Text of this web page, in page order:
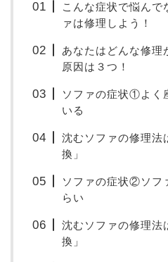
こんな症状で悩んで
ァは修理しよう！
あなたはどんな修理
原因は３つ！
ソファの症状①よく
いる
沈むソファの修理法
換」
ソファの症状②ソフ
らい
沈むソファの修理法
換」